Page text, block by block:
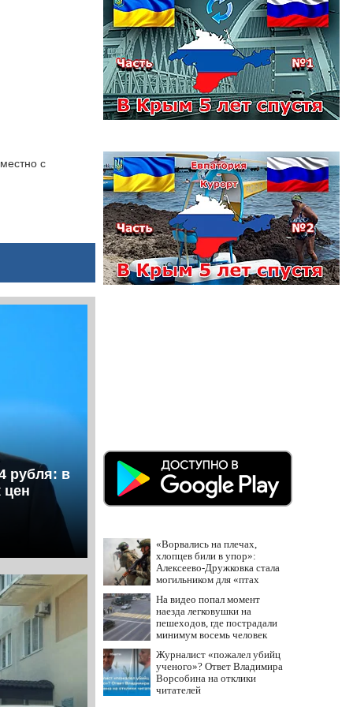
с
рубля: в
цен
«Ворвались на плечах,
хлопцев били в упор»:
Алексеево-Дружковка стала
могильником для «птах
На видео попал момент
наезда легковушки на
пешеходов, где пострадали
минимум восемь человек
Журналист «пожалел убийц
ученого»? Ответ Владимира
Ворсобина на отклики
читателей